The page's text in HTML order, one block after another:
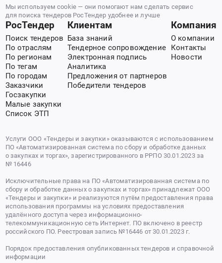
Мы используем cookie — они помогают нам сделать сервис
для поиска тендеров РосТендер удобнее и лучше
РосТендер
Поиск тендеров
По отраслям
По регионам
По тегам
По городам
Заказчики
Госзакупки
Малые закупки
Список ЭТП
Клиентам
База знаний
Тендерное сопровождение
Электронная подпись
Аналитика
Предложения от партнеров
Победители тендеров
Компания
О компании
Контакты
Новости
Услуги ООО «Тендеры и закупки» оказываются с использованием
ПО «Автоматизированная система по сбору и обработке данных
о закупках и торгах», зарегистрированного в РРПО 30.01.2023 за
№ 16446
Исключительные права на ПО «Автоматизированная система по
сбору и обработке данных о закупках и торгах» принадлежат ООО
«Тендеры и закупки» и реализуются путём предоставления права
использования программы на условиях предоставления
удалённого доступа через информационно-
телекоммуникационную сеть Интернет. ПО включено в реестр
российского ПО. Реестровая запись №16446 от 30.01.2023 г.
Порядок предоставления опубликованных тендеров и справочной
информации